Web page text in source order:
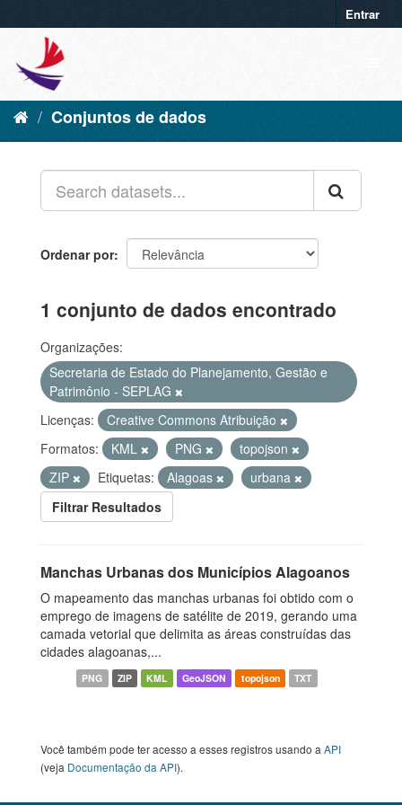
Entrar
Conjuntos de dados
Ordenar por
1 conjunto de dados encontrado
Organizações:
Secretaria de Estado do Planejamento, Gestão e
Patrimônio - SEPLAG
Licenças:
Creative Commons Atribuição
Formatos:
KML PNG
topojson
ZIP
Etiquetas: Alagoas
urbana
Filtrar Resultados
Manchas Urbanas dos Municípios Alagoanos
O mapeamento das manchas urbanas foi obtido com o
emprego de imagens de satélite de 2019, gerando uma
camada vetorial que delimita as áreas construídas das
cidades alagoanas,...
PNG ZIP KML GeoJSON topojson TXT
Você também pode ter acesso a esses registros usando a API
(veja Documentação da API).